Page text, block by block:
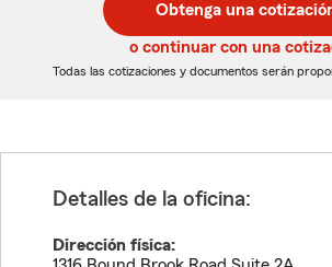
de
5
dígitos
de
5
dígitos
Obtenga una
o continuar con una
Todas las cotizaciones y documentos serán
Detalles de la oficina:
Dirección física: